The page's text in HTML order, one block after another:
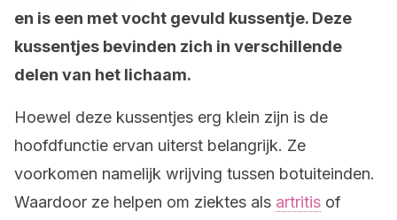
en is een met vocht gevuld kussentje. Deze
kussentjes bevinden zich in verschillende
delen van het lichaam.
Hoewel deze kussentjes erg klein zijn is de
hoofdfunctie ervan uiterst belangrijk. Ze
voorkomen namelijk wrijving tussen botuiteinden.
Waardoor ze helpen om ziektes als artritis of